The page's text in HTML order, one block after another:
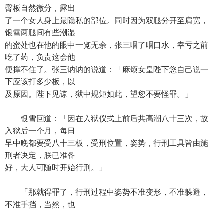
臀板自然微分，露出
了一个女人身上最隐私的部位。同时因为双腿分开至肩宽，
银雪两腿间有些潮湿
的蜜处也在他的眼中一览无余，张三咽了咽口水，幸亏之前
吃了药，负责这会他
便撑不住了。张三讷讷的说道：「麻烦女皇陛下您自己说一
下应该打多少板，以
及原因。陛下见谅，狱中规矩如此，望您不要怪罪。」
银雪回道：「因在入狱仪式上前后共高潮八十三次，故
入狱后一个月，每日
早中晚都要受八十三板，受刑位置，姿势，行刑工具皆由施
刑者决定，朕已准备
好，大人可随时开始行刑。」
「那就得罪了，行刑过程中姿势不准变形，不准躲避，
不准手挡，当然，也